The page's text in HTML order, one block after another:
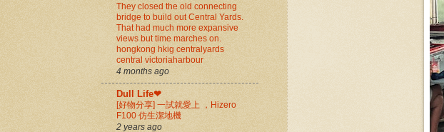
They closed the old connecting
bridge to build out Central Yards.
That had much more expansive
views but time marches on.
hongkong hkig centralyards
central victoriaharbour
4 months ago
Dull Life❤
[好物分享] 一試就愛上 ，Hizero
F100 仿生潔地機
2 years ago